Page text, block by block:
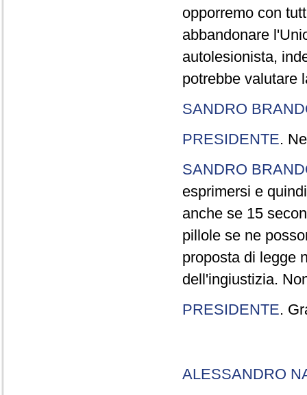
opporremo con
abbandonare
autolesionista,
potrebbe valutare
SANDRO
PRESIDENTE.
SANDRO
esprimersi e
anche se 15
pillole se ne
proposta di legge
dell'ingiustizia.
PRESIDENTE.
ALESSANDRO